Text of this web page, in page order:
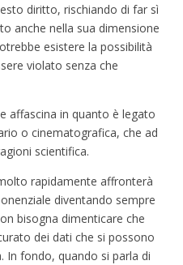
diritto, rischiando di far sì
anche nella sua dimensione
esistere la possibilità
violato senza che
affascina in quanto è legato
o cinematografica, che ad
scientifica.
rapidamente affronterà
diventando sempre
bisogna dimenticare che
dei dati che si possono
In fondo, quando si parla di